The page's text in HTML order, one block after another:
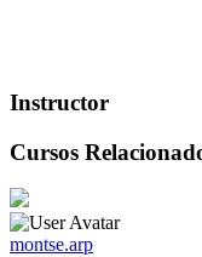
Instructor
Cursos
montse.arp